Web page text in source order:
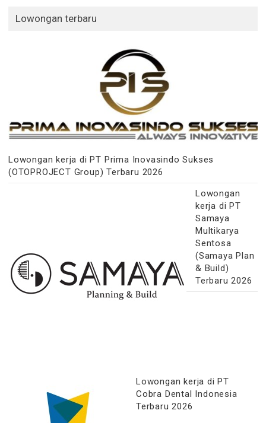
Lowongan terbaru
Lowongan kerja di PT Prima Inovasindo Sukses
(OTOPROJECT Group) Terbaru 2026
Lowongan
kerja di PT
Samaya
Multikarya
Sentosa
(Samaya Plan
& Build)
Terbaru 2026
Lowongan kerja di PT
Cobra Dental Indonesia
Terbaru 2026